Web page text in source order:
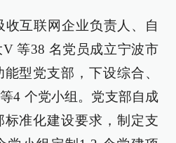
收互联网企业负责人、自
等38 名党员成立宁波市
型党支部，下设综合、
4 个党小组。党支部自成
准化建设要求，制定支